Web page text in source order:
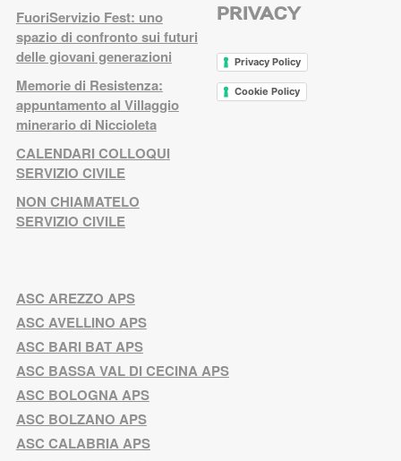
ASC AREZZO APS
ASC AVELLINO APS
ASC BARI BAT APS
ASC BASSA VAL DI CECINA APS
ASC BOLOGNA APS
ASC BOLZANO APS
ASC CALABRIA APS
FuoriServizio Fest: uno
spazio di confronto sui futuri
delle giovani generazioni
Memorie di Resistenza:
appuntamento al Villaggio
minerario di Niccioleta
CALENDARI COLLOQUI
SERVIZIO CIVILE
NON CHIAMATELO
SERVIZIO CIVILE
PRIVACY
Privacy Policy
Cookie Policy